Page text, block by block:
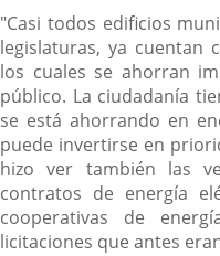
"Casi todos edificios
legislaturas, ya cuentan
los cuales se ahorran
público. La ciudadanía
se está ahorrando en
puede invertirse en
hizo ver también las
contratos de energía
cooperativas de
licitaciones que antes